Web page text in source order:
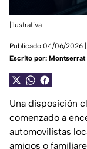
|ilustrativa
Publicado 04/06/2026 |
Escrito por: Montserrat
Una disposición
comenzado a
automovilistas
amigos o